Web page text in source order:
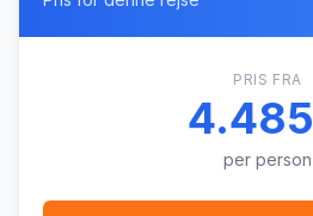
PRIS FRA
4.485
per person